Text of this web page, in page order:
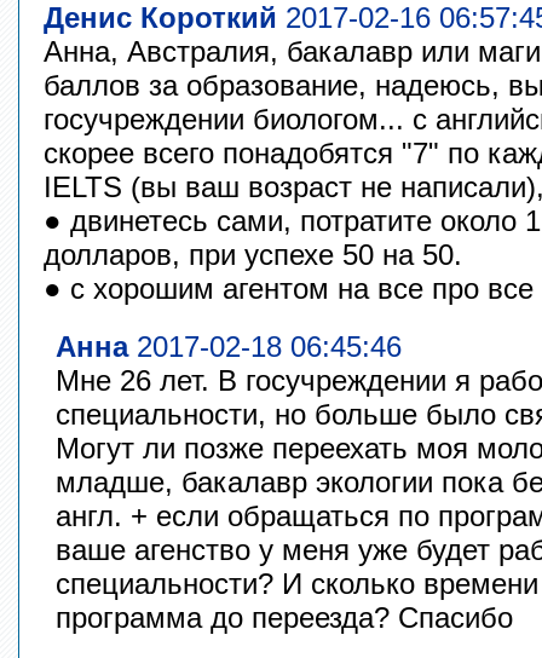
Денис Короткий 2017-02-16
Анна, Австралия, бакалавр или
баллов за образование, надеюсь,
госучреждении биологом... с
скорее всего понадобятся "7" по
IELTS (вы ваш возраст не
● двинетесь сами, потратите около
долларов, при успехе 50 на 50.
● с хорошим агентом на все про
Анна2017-02-18 06:45:46
Мне 26 лет. В госучреждении я
специальности, но больше было
Могут ли позже переехать моя
младше, бакалавр экологии пока
англ. + если обращаться по
ваше агенство у меня уже будет
специальности? И сколько времени
программа до переезда? Спасибо